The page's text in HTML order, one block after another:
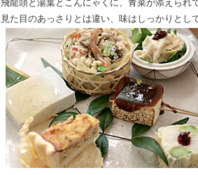
飛龍頭と湯葉とこんにゃくに、青菜が添えられ
見た目のあっさりとは違い、味はしっかりとし